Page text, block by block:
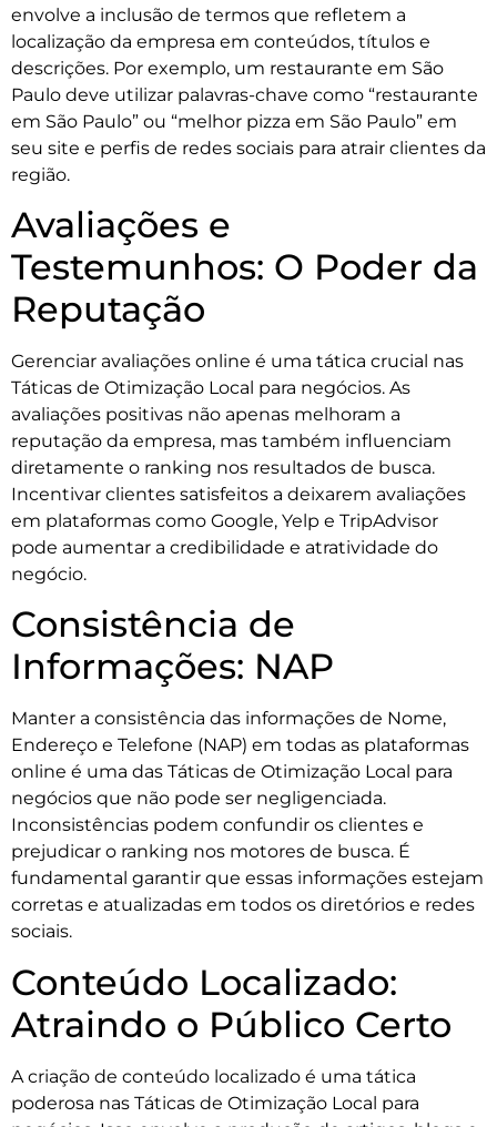
envolve a inclusão de termos que refletem a
localização da empresa em conteúdos, títulos e
descrições. Por exemplo, um restaurante em São
Paulo deve utilizar palavras-chave como “restaurante
em São Paulo” ou “melhor pizza em São Paulo” em
seu site e perfis de redes sociais para atrair clientes da
região.
Avaliações e
Testemunhos: O Poder da
Reputação
Gerenciar avaliações online é uma tática crucial nas
Táticas de Otimização Local para negócios. As
avaliações positivas não apenas melhoram a
reputação da empresa, mas também influenciam
diretamente o ranking nos resultados de busca.
Incentivar clientes satisfeitos a deixarem avaliações
em plataformas como Google, Yelp e TripAdvisor
pode aumentar a credibilidade e atratividade do
negócio.
Consistência de
Informações: NAP
Manter a consistência das informações de Nome,
Endereço e Telefone (NAP) em todas as plataformas
online é uma das Táticas de Otimização Local para
negócios que não pode ser negligenciada.
Inconsistências podem confundir os clientes e
prejudicar o ranking nos motores de busca. É
fundamental garantir que essas informações estejam
corretas e atualizadas em todos os diretórios e redes
sociais.
Conteúdo Localizado:
Atraindo o Público Certo
A criação de conteúdo localizado é uma tática
poderosa nas Táticas de Otimização Local para